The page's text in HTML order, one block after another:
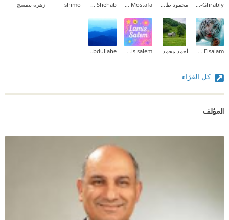
Sami Ali El-Ghrably محمود طارق إبراهيم Radwa Mostafa
Tarek Shehab
shimo زهرة بنفسج
Ehab Mohammed Abd Elsalam أحمد محمد lamis salem
Ibrahim Saber Abdullahe
كل القرّاء
المؤلف